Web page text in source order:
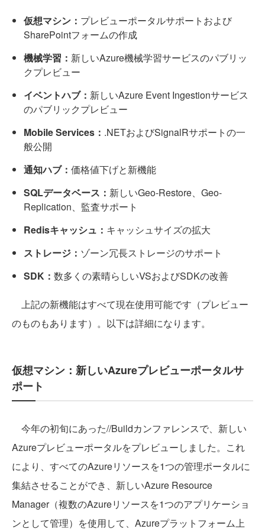
仮想マシン： プレビューポータルサポートおよび
SharePointフォームの作成
機械学習： 新しいAzure機械学習サービスのパブリッ
クプレビュー
イベントハブ： 新しいAzure Event Ingestionサービス
のパブリックプレビュー
Mobile Services： .NETおよびSignalRサポートの一
般公開
通知ハブ： 価格値下げと新機能
SQLデータベース： 新しいGeo-Restore、Geo-
Replication、監査サポート
Redisキャッシュ： キャッシュサイズの拡大
ストレージ： ゾーン冗長ストレージのサポート
SDK： 数多くの素晴らしいVSおよびSDKの改善
上記の新機能はすべて現在使用可能です（プレビュー
のものもあります）。以下は詳細になります。
仮想マシン：新しいAzureプレビューポータルサ
ポート
今年の初旬にあった//Buildカンファレンスで、新しい
Azureプレビューポータルをプレビューしました。これ
により、すべてのAzureリソースを1つの管理ポータルに
集結させることができ、新しいAzure Resource
Manager（複数のAzureリソースを1つのアプリケーショ
ンとして管理）を使用して、Azureプラットフォーム上